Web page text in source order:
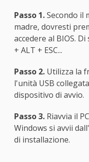
Passo 1.Secondo il
madre, dovresti
accedere al BIOS. Di
+ ALT + ESC...
Passo 2.Utilizza la
l'unità USB
dispositivo di avvio.
Passo 3.Riavvia il
Windows si avvii
di installazione.